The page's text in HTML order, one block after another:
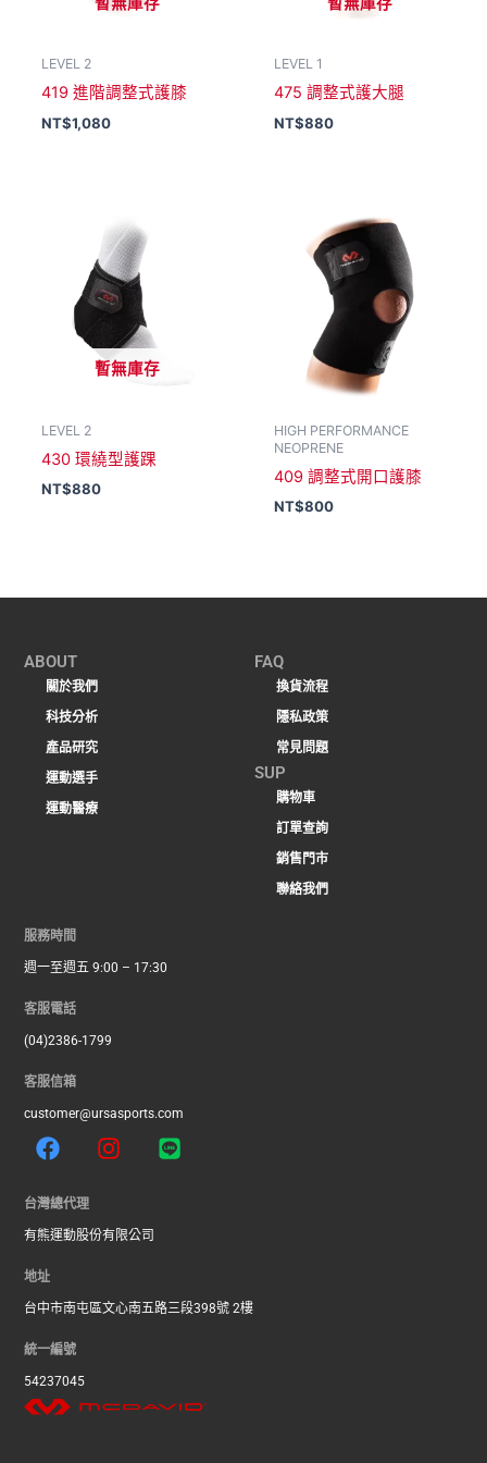
LEVEL 2
419 進階調整式護膝
NT$1,080
LEVEL 1
475 調整式護大腿
NT$880
暫無庫存
LEVEL 2
430 環繞型護踝
NT$880
HIGH PERFORMANCE
NEOPRENE
409 調整式開口護膝
NT$800
ABOUT
關於我們
科技分析
產品研究
運動選手
運動醫療
FAQ
換貨流程
隱私政策
常見問題
SUP
購物車
訂單查詢
銷售門市
聯絡我們
台灣總代理
有熊運動股份有限公司
地址
台中市南屯區文心南五路三段398號 2樓
統一編號
54237045
服務時間
週一至週五 9:00 – 17:30
客服電話
(04)2386-1799
客服信箱
customer@ursasports.com
F
a
e
b
o
k
I
n
a
a
L
i